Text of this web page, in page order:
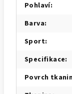
Pohlaví:
Barva:
Sport:
Specifikace:
Povrch